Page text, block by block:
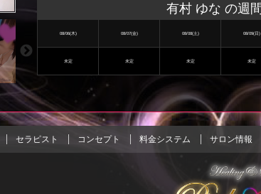
有村 ゆな の週
08/06(木) 08/07(金) 08/08(土) 08/09(日)
未定 未定 未定 未定
セラピスト コンセプト 料金システム サロン情報